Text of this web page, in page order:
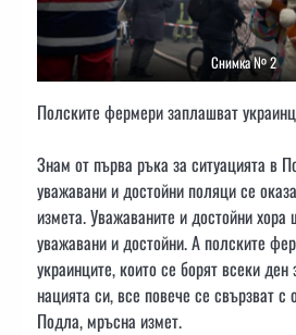
Снимка № 2
Полските фермери заплашват
Знам от първа ръка за ситуацията в
уважавани и достойни поляци се
измета. Уважаваните и достойни хора
уважавани и достойни. А полските
украинците, които се борят всеки
нацията си, все повече се свързват с
Подла, мръсна измет.